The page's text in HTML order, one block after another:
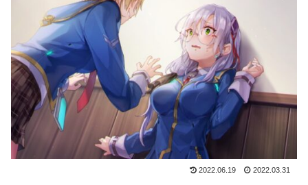
2022.06.19 2022.03.31